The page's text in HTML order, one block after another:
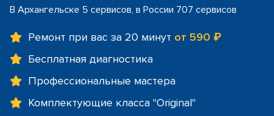
В Архангельске 5 сервисов, в России 707 сервисов
Ремонт при вас за 20 минут от 590 ₽
Бесплатная диагностика
Профессиональные мастера
Комплектующие класса "Original"